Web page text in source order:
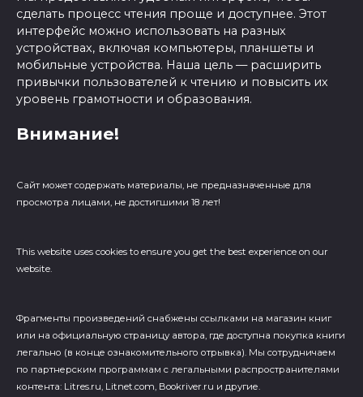
сделать процесс чтения проще и доступнее. Этот
интерфейс можно использовать на разных
устройствах, включая компьютеры, планшеты и
мобильные устройства. Наша цель — расширить
привычки пользователей к чтению и повысить их
уровень грамотности и образования.
Внимание!
Сайт может содержать материалы, не предназначенные для
просмотра лицами, не достигшими 18 лет!
This website uses cookies to ensure you get the best experience on our
website.
Фрагменты произведений cнабжены ссылками на магазин книг
или на официальную страницу автора, где доступна покупка книги
легально (в конце ознакомительного отрывка). Мы сотрудничаем
по партнерским программам с легальными распространителями
контента: Litres.ru, Litnet.com, Bookriver.ru и другие.